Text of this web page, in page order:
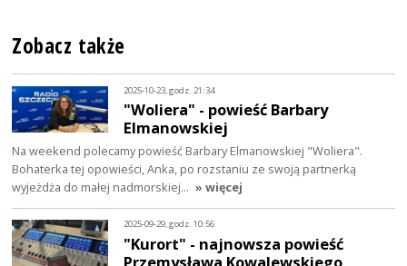
Zobacz także
2025-10-23, godz. 21:34
"Woliera" - powieść Barbary
Elmanowskiej
Na weekend polecamy powieść Barbary Elmanowskiej "Woliera".
Bohaterka tej opowieści, Anka, po rozstaniu ze swoją partnerką
wyjeżdża do małej nadmorskiej… » więcej
2025-09-29, godz. 10:56
"Kurort" - najnowsza powieść